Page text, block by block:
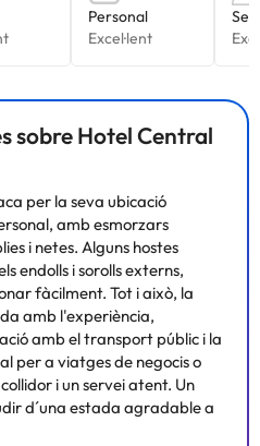
sobre Hotel Central
per la seva ubicació
amb esmorzars
i netes. Alguns hostes
endolls i sorolls externs,
fàcilment. Tot i això, la
amb l'experiència,
amb el transport públic i la
per a viatges de negocis o
i un servei atent. Un
d´una estada agradable a